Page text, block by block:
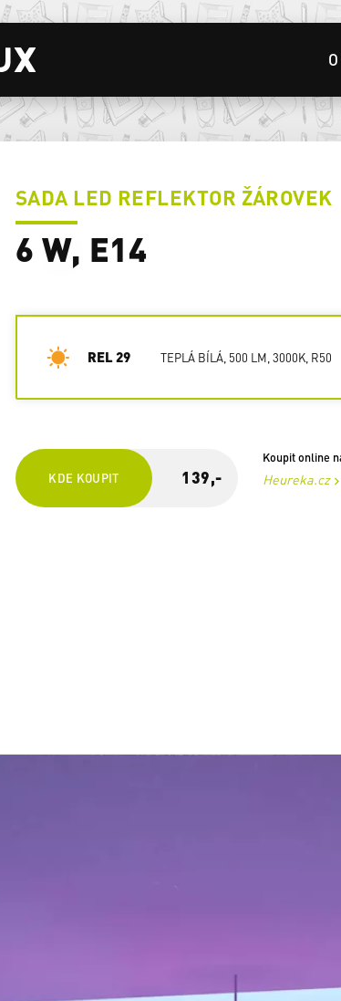
SADA LED REFLEKTOR ŽÁROVEK
6 W, E14
REL 29 TEPLÁ BÍLÁ, 500 LM, 3000K, R50
KDE KOUPIT 139,-
Koupit online
Heureka.cz